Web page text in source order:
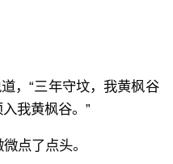
，“三年守坟，我黄枫谷
我黄枫谷。”
点了点头。